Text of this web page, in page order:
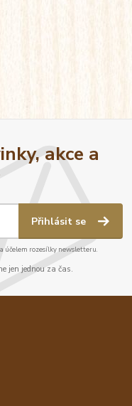
akce a
Přihlásit se
účelem rozesílky newsletteru.
jen jednou za čas.